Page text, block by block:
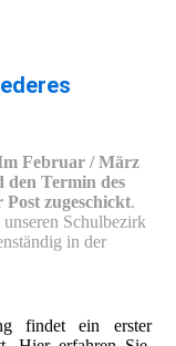
Februar / März
den Termin des
zugeschickt.
Schulbezirk
in der
findet ein erster